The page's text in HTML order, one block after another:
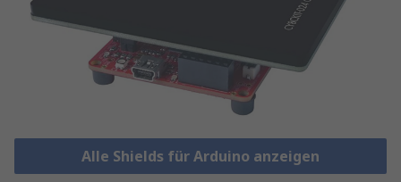
Alle Shields für Arduino anzeigen